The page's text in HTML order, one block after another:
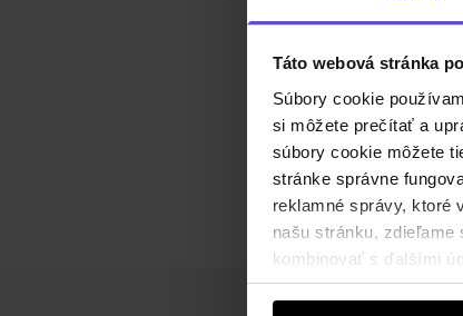
Táto webová stránka
Súbory cookie
si môžete prečítať a
súbory cookie môžete
stránke správne
reklamné správy, ktoré
našu stránku,
kombinovať s ďalšími